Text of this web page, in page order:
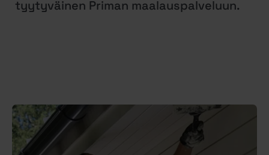
tyytyväinen Priman maalauspalveluun.